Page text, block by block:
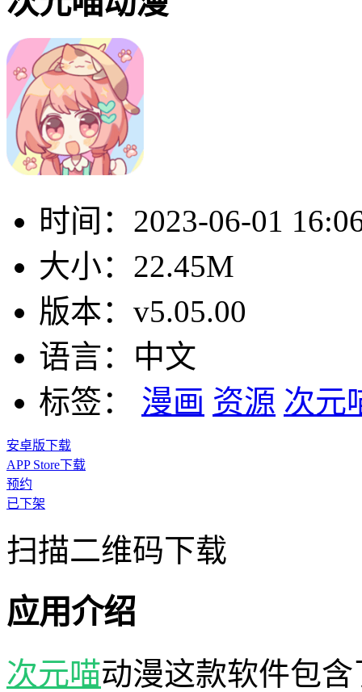
时间： 2023-06-01
大小： 22.45M
版本： v5.05.00
语言： 中文
标签：
漫画 资源 次元
安卓版下载
APP Store下载
预约
已下架
扫描二维码下载
应用介绍
次元喵动漫这款软件包